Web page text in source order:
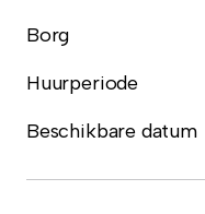
Borg
Huurperiode
Beschikbare datum